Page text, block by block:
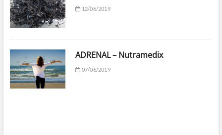
12/06/2019
ADRENAL – Nutramedix
07/06/2019